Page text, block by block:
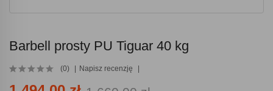
Barbell prosty PU Tiguar 40 kg
(0) Napisz recenzję